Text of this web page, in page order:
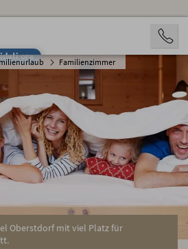
ora
Familienzimmer
Oberstdorf mit viel Platz für